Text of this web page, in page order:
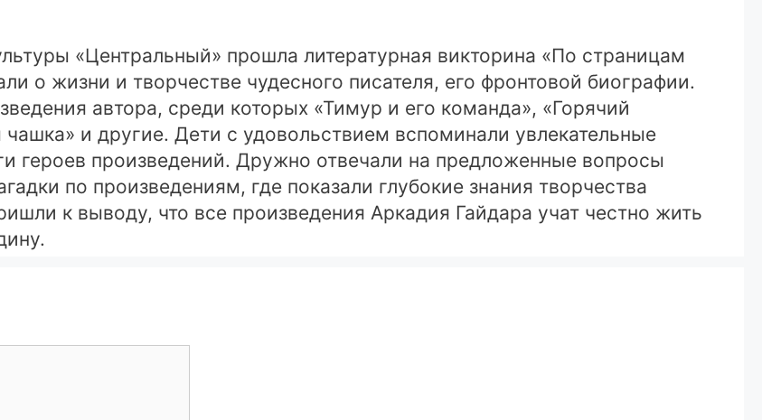
«Центральный» прошла литературная викторина «По страницам
о жизни и творчестве чудесного писателя, его фронтовой биографии.
автора, среди которых «Тимур и его команда», «Горячий
чашка» и другие. Дети с удовольствием вспоминали увлекательные
героев произведений. Дружно отвечали на предложенные вопросы
по произведениям, где показали глубокие знания творчества
к выводу, что все произведения Аркадия Гайдара учат честно жить